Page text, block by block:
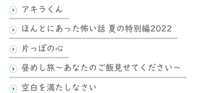
アキラくん
ほんとにあった怖い話 夏の特別編2022
片っぽの心
昼めし旅～あなたのご飯見せてください～
空白を満たしなさい